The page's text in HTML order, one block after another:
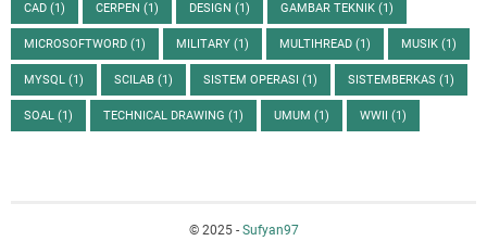
CAD (1) CERPEN (1) DESIGN (1) GAMBAR TEKNIK (1)
MICROSOFTWORD (1) MILITARY (1) MULTIHREAD (1) MUSIK (1)
MYSQL (1) SCILAB (1) SISTEM OPERASI (1) SISTEMBERKAS (1)
SOAL (1) TECHNICAL DRAWING (1) UMUM (1) WWII (1)
© 2025 - Sufyan97